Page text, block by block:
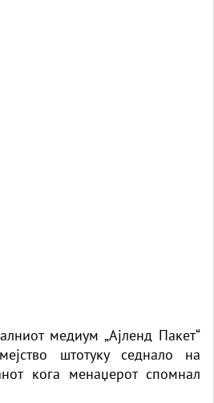
медиум „Ајленд Пакет“
штотуку седнало на
кога менаџерот спомнал